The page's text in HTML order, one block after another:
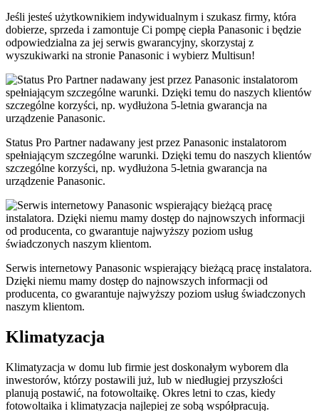
Jeśli jesteś użytkownikiem indywidualnym i szukasz firmy, która
dobierze, sprzeda i zamontuje Ci pompę ciepła Panasonic i będzie
odpowiedzialna za jej serwis gwarancyjny, skorzystaj z
wyszukiwarki na stronie Panasonic i wybierz Multisun!
Status Pro Partner nadawany jest przez Panasonic instalatorom
spełniającym szczególne warunki. Dzięki temu do naszych klientów
szczególne korzyści, np. wydłużona 5-letnia gwarancja na
urządzenie Panasonic.
Serwis internetowy Panasonic wspierający bieżącą pracę instalatora.
Dzięki niemu mamy dostęp do najnowszych informacji od
producenta, co gwarantuje najwyższy poziom usług świadczonych
naszym klientom.
Klimatyzacja
Klimatyzacja w domu lub firmie jest doskonałym wyborem dla
inwestorów, którzy postawili już, lub w niedługiej przyszłości
planują postawić, na fotowoltaikę. Okres letni to czas, kiedy
fotowoltaika i klimatyzacja najlepiej ze sobą współpracują.